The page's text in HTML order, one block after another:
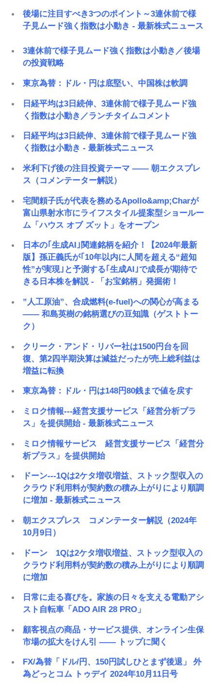
後場に注目すべき3つのポイント～3連休前で様
子見ムード強く指数は小動き - 最新株式ニュース
3連休前で様子見ムード強く指数は小動き／後場
の投資戦略
東京為替：ドル・円は底堅い、中国株は軟調
日経平均は3日続伸、3連休前で様子見ムード強
く指数は小動き／ランチタイムコメント
日経平均は3日続伸、3連休前で様子見ムード強
く指数は小動き - 最新株式ニュース
米利下げ後の注目投資テーマ ―― 朝エクスプレ
ス（コメンテーター解説）
宅間頼子氏が代表を務めるApollo&amp;Charが
富山県射水市にライフスタイル提案型ショールー
ム「ハウス オブ ズット」をオープン
日本の｢生成AI｣関連銘柄を紹介！【2024年最新
版】孫正義氏が｢10年以内に人間を超える“超知
性”が実現｣と予測する｢生成AI｣で成長が期待で
きる日本株を解説 - 「お宝銘柄」発掘術！
”人工原油”、合成燃料(e-fuel)への関心が高まる
―― 和島英樹の銘柄選びの豆知識（ゲストトー
ク）
クリーク・アンド・リバー社は1500円台を回
復、第2四半期決算は減益だったが売上総利益は
増益に転換
東京為替：ドル・円は148円80銭まで値を戻す
ミロク情報---経営支援サービス「経営分析プラ
ス」を提供開始 - 最新株式ニュース
ミロク情報サービス 経営支援サービス「経営分
析プラス」を提供開始
ドーン---1Qは2ケタ増収増益、ストック型収入の
クラウド利用料が契約数の積み上がりにより順調
に増加 - 最新株式ニュース
朝エクスプレス コメンテーター解説（2024年
10月9日）
ドーン 1Qは2ケタ増収増益、ストック型収入の
クラウド利用料が契約数の積み上がりにより順調
に増加
日常に走る喜びを。家族の日々を支える電動アシ
スト自転車「ADO AIR 28 PRO」
顧客視点の商品・サービス提供、オンライン生保
市場の拡大をけん引 ―― トップに聞く
FX/為替「ドル/円、150円試しひとまず後退」 外
為どっとコム トゥデイ 2024年10月11日号